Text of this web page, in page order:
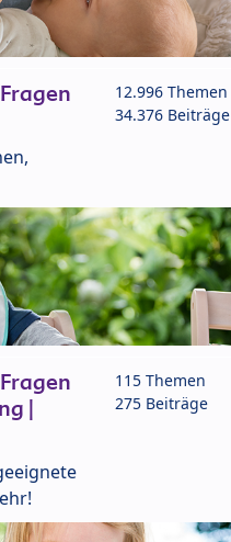
12.996 Themen
34.376 Beiträge
|
115 Themen
275 Beiträge